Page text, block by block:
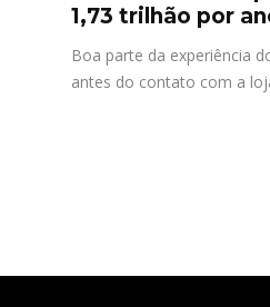
1,73 trilhão por
Boa parte da experiência
antes do contato com a